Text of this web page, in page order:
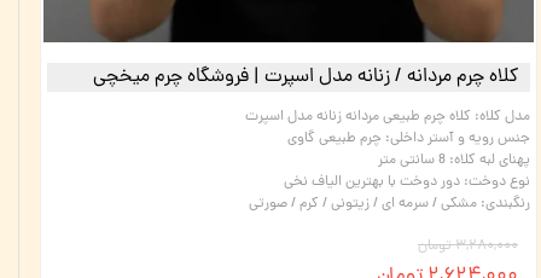
کلاه چرم مردانه / زنانه مدل اسپرت | فروشگاه چرم میخچی
مدل کلاه: کلاه چرم طبیعی مردانه زنانه مدل اسپرت
جنس رویه و آستر داخلی: چرم طبیعی گاوی
پهنای لبه کلاه: 8 سانتی متر
نوع دوخت: دور دوخت با بهترین الیاف نخی
رنگبندی: مشکی / سرمه ای / زیتونی / کرم / صورتی
۳,۲۸۰,۰۰۰ تومان